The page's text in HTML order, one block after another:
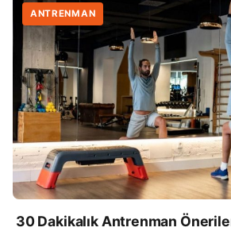
antrenman arasında genellikle 30
süre bırakmak önerilir. Hafif yürüyüş,
[…]
ANTRENMAN
30 Dakikalık Antrenman